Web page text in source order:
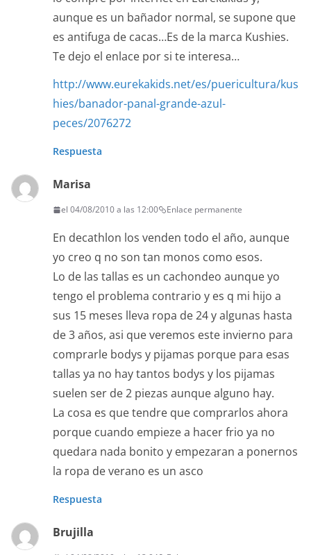
aunque es un bañador normal, se supone que
es antifuga de cacas…Es de la marca Kushies.
Te dejo el enlace por si te interesa…
http://www.eurekakids.net/es/puericultura/kus
hies/banador-panal-grande-azul-
peces/2076272
Respuesta
Marisa
el 04/08/2010 a las 12:00 Enlace permanente
En decathlon los venden todo el año, aunque
yo creo q no son tan monos como esos.
Lo de las tallas es un cachondeo aunque yo
tengo el problema contrario y es q mi hijo a
sus 15 meses lleva ropa de 24 y algunas hasta
de 3 años, asi que veremos este invierno para
comprarle bodys y pijamas porque para esas
tallas ya no hay tantos bodys y los pijamas
suelen ser de 2 piezas aunque alguno hay.
La cosa es que tendre que comprarlos ahora
porque cuando empieze a hacer frio ya no
quedara nada bonito y empezaran a ponernos
la ropa de verano es un asco
Respuesta
Brujilla